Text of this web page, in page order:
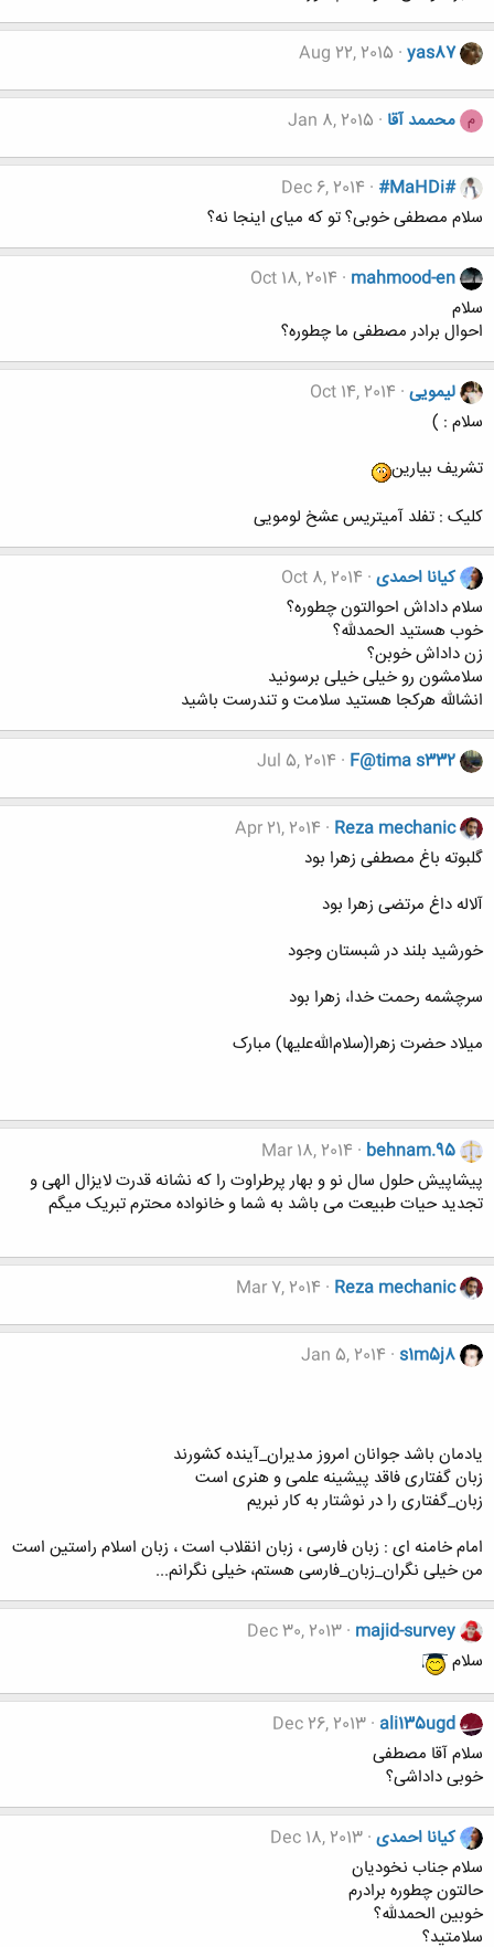
yas87
Aug 22, 2015
م محممد آقا Jan 8, 2015
#MaHDi#
Dec 6, 2014
سلام مصطفی خوبی؟ تو که میای اینجا نه؟
mahmood-en
Oct 18, 2014
سلام
احوال برادر مصطفی ما چطوره؟
لیمویی Oct 14, 2014
سلام : )
تشریف بیارین
کلیک : تفلد آمیتریس عشخ لومویی
کیانا احمدی Oct 8, 2014
سلام داداش احوالتون چطوره؟
خوب هستید الحمدلله؟
زن داداش خوبن؟
سلامشون رو خیلی خیلی برسونید
انشالله هرکجا هستید سلامت و تندرست باشید
F@tima s332
Jul 5, 2014
Reza mechanic
Apr 21, 2014
گلبوته باغ مصطفى زهرا بود
آلاله داغ مرتضى زهرا بود
خورشید بلند در شبستان وجود
سرچشمه رحمت خدا، زهرا بود
میلاد حضرت زهرا(سلام‌الله‌علیها) مبارک
behnam.95
Mar 18, 2014
پیشاپیش حلول سال نو و بهار پرطراوت را که نشانه قدرت لایزال الهی و
تجدید حیات طبیعت می باشد به شما و خانواده محترم تبریک میگم
Reza mechanic
Mar 7, 2014
s1m5j8
Jan 5, 2014
یادمان باشد جوانان امروز مدیران_آینده کشورند
زبان گفتاری فاقد پیشینه علمی و هنری است
زبان_گفتاری را در نوشتار به کار نبریم
امام خامنه ای : زبان فارسی ، زبان انقلاب است ، زبان اسلام راستین است
من خیلی نگران_زبان_فارسی هستم، خیلی نگرانم...
majid-survey
Dec 30, 2013
سلام
ali135ugd
Dec 26, 2013
سلام آقا مصطفی
خوبی داداشی؟
کیانا احمدی Dec 18, 2013
سلام جناب نخودیان
حالتون چطوره برادرم
خوبین الحمدلله؟
سلامتید؟